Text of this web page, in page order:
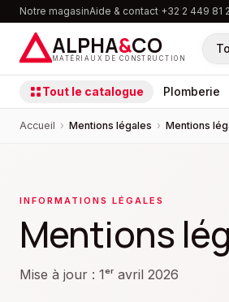
Notre magasinAide & contact·+32 2 449 81
ALPHA&CO
MATÉRIAUX DE CONSTRUCTION
Tout le catalogue Plomberie
Accueil › Mentions légales › Mentions
INFORMATIONS LÉGALES
Mentions
Mise à jour : 1ᵉʳ avril 2026